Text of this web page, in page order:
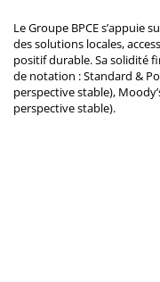
Le Groupe BPCE s’appuie
des solutions locales,
positif durable. Sa solidité
de notation : Standard &
perspective stable),
perspective stable).